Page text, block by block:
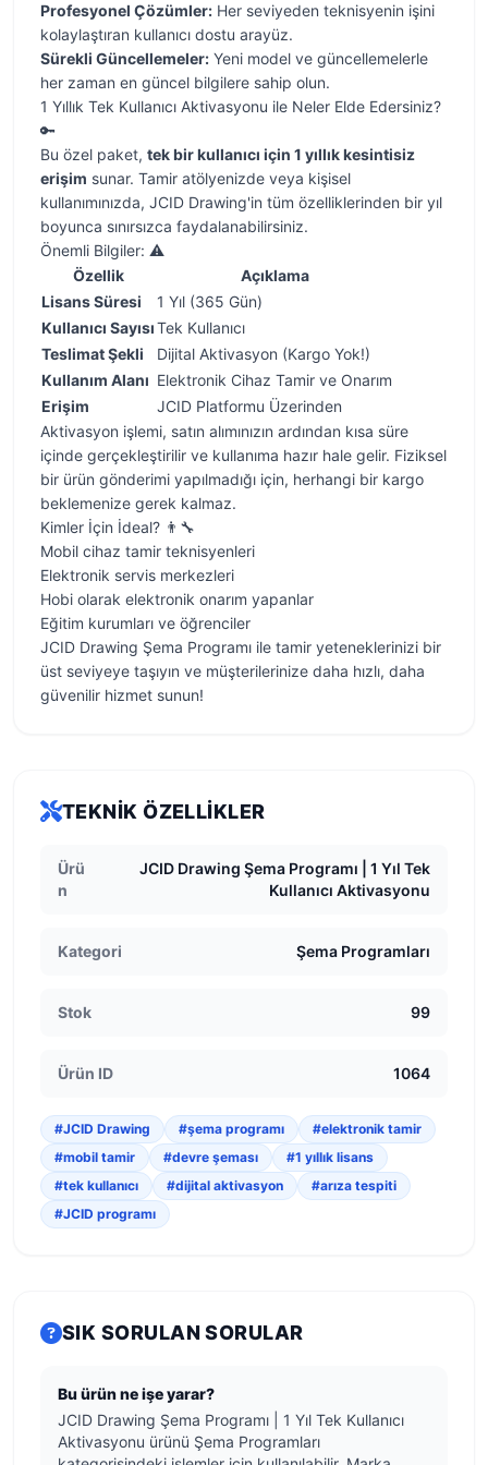
Profesyonel Çözümler: Her seviyeden teknisyenin işini
kolaylaştıran kullanıcı dostu arayüz.
Sürekli Güncellemeler: Yeni model ve güncellemelerle
her zaman en güncel bilgilere sahip olun.
1 Yıllık Tek Kullanıcı Aktivasyonu ile Neler Elde Edersiniz?
🔑
Bu özel paket, tek bir kullanıcı için 1 yıllık kesintisiz
erişim sunar. Tamir atölyenizde veya kişisel
kullanımınızda, JCID Drawing'in tüm özelliklerinden bir yıl
boyunca sınırsızca faydalanabilirsiniz.
Önemli Bilgiler: ⚠️
Özellik
Açıklama
Lisans Süresi
1 Yıl (365 Gün)
Kullanıcı SayısıTek Kullanıcı
Teslimat Şekli
Dijital Aktivasyon (Kargo Yok!)
Kullanım Alanı Elektronik Cihaz Tamir ve Onarım
Erişim
JCID Platformu Üzerinden
Aktivasyon işlemi, satın alımınızın ardından kısa süre
içinde gerçekleştirilir ve kullanıma hazır hale gelir. Fiziksel
bir ürün gönderimi yapılmadığı için, herhangi bir kargo
beklemenize gerek kalmaz.
Kimler İçin İdeal? 👨‍🔧
Mobil cihaz tamir teknisyenleri
Elektronik servis merkezleri
Hobi olarak elektronik onarım yapanlar
Eğitim kurumları ve öğrenciler
JCID Drawing Şema Programı ile tamir yeteneklerinizi bir
üst seviyeye taşıyın ve müşterilerinize daha hızlı, daha
güvenilir hizmet sunun!
TEKNIK ÖZELLIKLER
Ürü
n
JCID Drawing Şema Programı | 1 Yıl Tek
Kullanıcı Aktivasyonu
Kategori Şema Programları
Stok 99
Ürün ID 1064
#JCID Drawing #şema programı
#elektronik tamir
#mobil tamir
#devre şeması
#1 yıllık lisans
#tek kullanıcı
#dijital aktivasyon
#arıza tespiti
#JCID programı
SIK SORULAN SORULAR
Bu ürün ne işe yarar?
JCID Drawing Şema Programı | 1 Yıl Tek Kullanıcı
Aktivasyonu ürünü Şema Programları